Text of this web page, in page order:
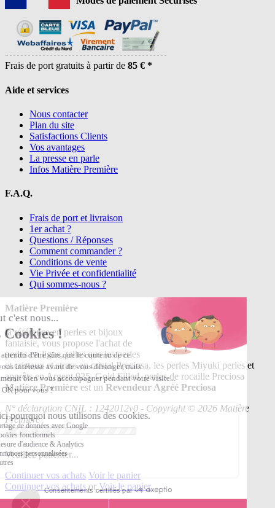
Frais de port gratuits à partir de 85 € *
Aide et services
Nous contacter
Plan du site
Satisfactions Clients
Vos avantages
La presse en parle
Infos Matière Première
F.A.Q.
Frais de port et livraison
1er achat ?
Questions / Réponses
Comment commander ?
Conditions de vente
Vie Privée et confidentialité
Qui sommes-nous ?
Matière Première
la référence en perles et bijoux
fantaisie, vous propose l'achat de
perles en ligne, telles que les perles
et cristaux et strass en cristal Preciosa, les perles Miyuki perles et
apprêts en Argent 925, Gold Filled, perles de rocaille Preciosa
Matière Première est un Revendeur Agréé Preciosa
N° déclaration CNIL : 1242012v0 - Copyright © 2026 Matière
Première
Veuillez patienter...
Continuer vos achats Voir le panier
Continuer vos achats or Voir le panier